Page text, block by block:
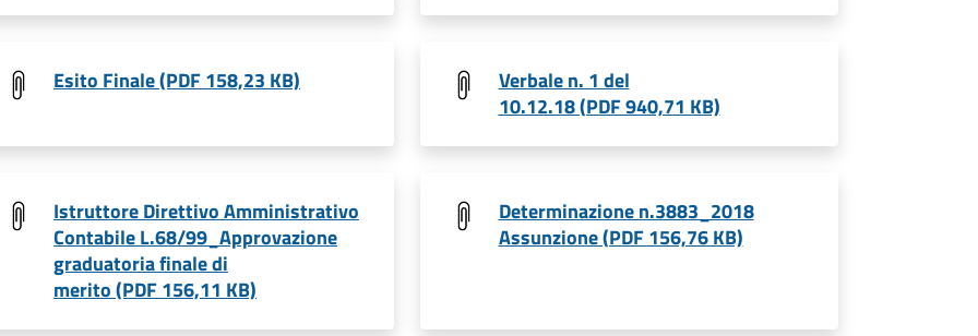
Esito Finale (PDF 158,23 KB)
Verbale n. 1 del
10.12.18 (PDF 940,71 KB)
Istruttore Direttivo Amministrativo
Contabile L.68/99_Approvazione
graduatoria finale di
merito (PDF 156,11 KB)
Determinazione n.3883_2018
Assunzione (PDF 156,76 KB)